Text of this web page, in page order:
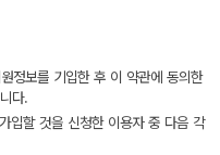
정보를 기입한 후 이 약관에 동의한
다.
입할 것을 신청한 이용자 중 다음 각